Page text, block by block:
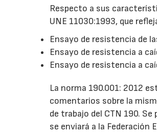
Respecto a sus
UNE 11030:1993, que
Ensayo de resistencia de
Ensayo de resistencia a
Ensayo de resistencia a
La norma 190.001: 2012
comentarios sobre la
de trabajo del CTN 190.
se enviará a la Federación